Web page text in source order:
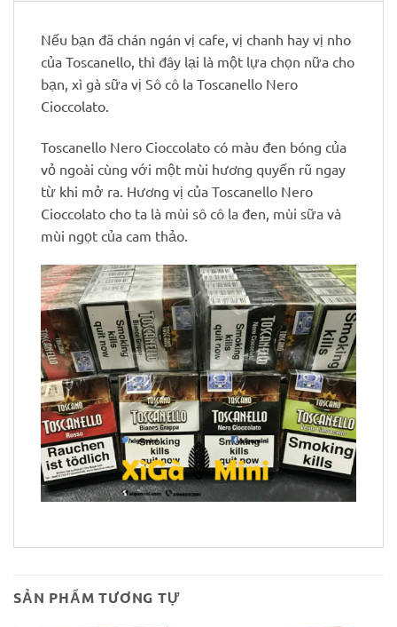
Nếu bạn đã chán ngán vị cafe, vị chanh hay vị nho
của Toscanello, thì đây lại là một lựa chọn nữa cho
bạn, xì gà sữa vị Sô cô la Toscanello Nero
Cioccolato.
Toscanello Nero Cioccolato có màu đen bóng của
vỏ ngoài cùng với một mùi hương quyến rũ ngay
từ khi mở ra. Hương vị của Toscanello Nero
Cioccolato cho ta là mùi sô cô la đen, mùi sữa và
mùi ngọt của cam thảo.
SẢN PHẨM TƯƠNG TỰ